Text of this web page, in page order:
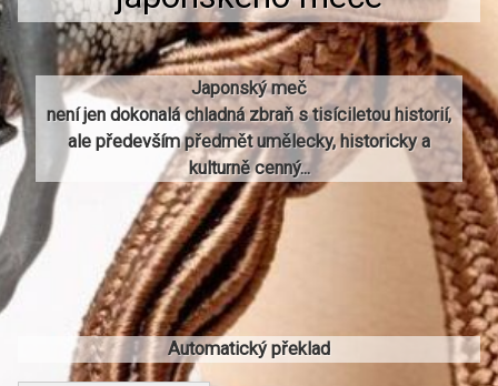
Japonský meč
není jen dokonalá chladná zbraň s tisíciletou historií,
ale především předmět umělecky, historicky a
kulturně cenný...
Automatický překlad